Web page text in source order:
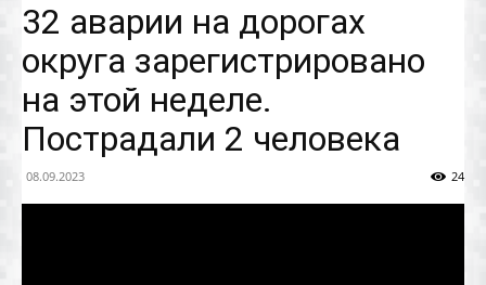
32 аварии на дорогах
округа зарегистрировано
на этой неделе.
Пострадали 2 человека
08.09.2023 24